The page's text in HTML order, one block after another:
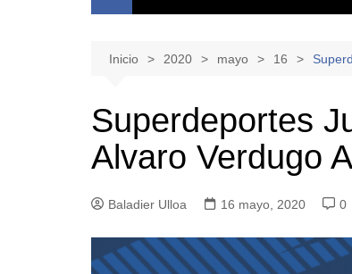
Inicio 2020 mayo 16
Superdeportes
Alvaro Verdugo
Baladier Ulloa 16 mayo, 2020 0